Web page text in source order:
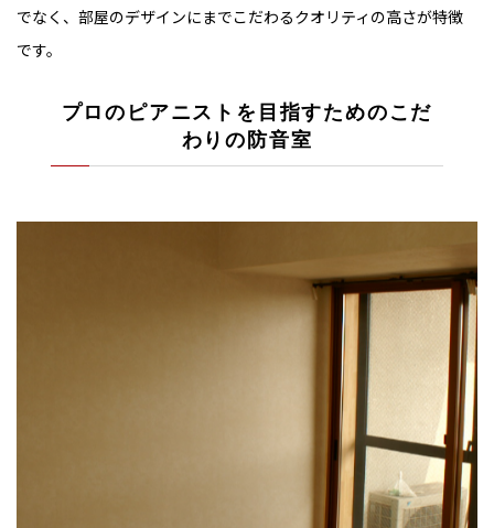
でなく、部屋のデザインにまでこだわるクオリティの高さが特徴
です。
プロのピアニストを目指すためのこだ
わりの防音室